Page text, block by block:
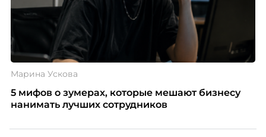
Марина Ускова
5 мифов о зумерах, которые мешают бизнесу
нанимать лучших сотрудников